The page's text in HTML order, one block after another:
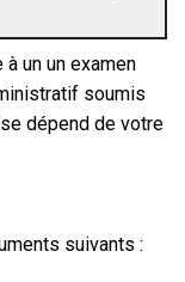
à un un examen
soumis
dépend de votre
suivants :